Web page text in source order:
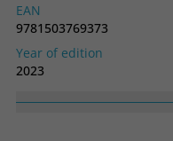
EAN
9781503769373
Year of edition
2023